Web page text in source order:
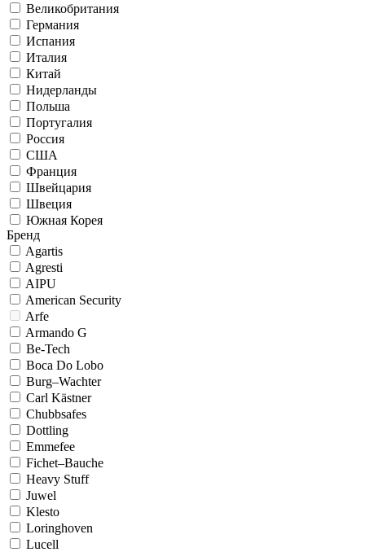
Великобритания
Германия
Испания
Италия
Китай
Нидерланды
Польша
Португалия
Россия
США
Франция
Швейцария
Швеция
Южная Корея
Бренд
Agartis
Agresti
AIPU
American Security
Arfe
Armando G
Be-Tech
Boca Do Lobo
Burg–Wachter
Carl Kästner
Chubbsafes
Dottling
Emmefee
Fichet–Bauche
Heavy Stuff
Juwel
Klesto
Loringhoven
Lucell